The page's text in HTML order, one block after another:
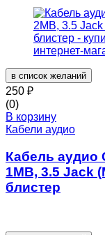
в список желаний
250 ₽
(0)
В корзину
Кабели аудио
Кабель аудио
1MB, 3.5 Jack
блистер